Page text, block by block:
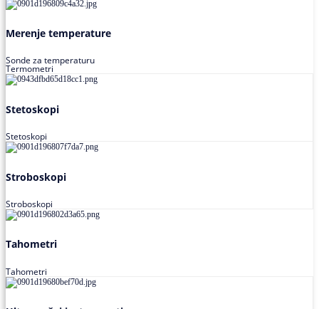
Merenje temperature
Sonde za temperaturu
Termometri
Stetoskopi
Stetoskopi
Stroboskopi
Stroboskopi
Tahometri
Tahometri